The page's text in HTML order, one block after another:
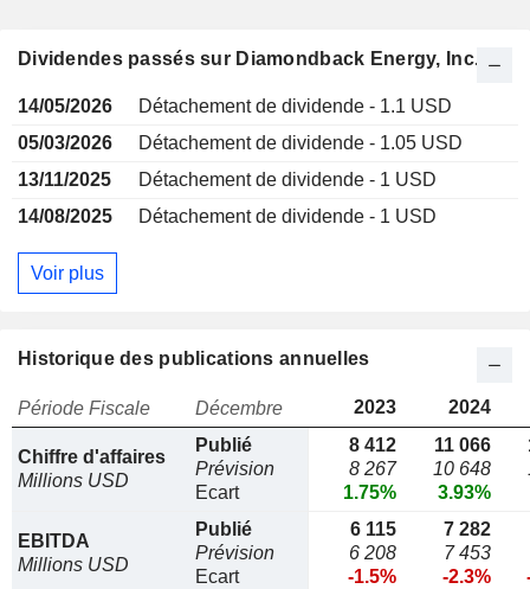
Dividendes passés sur Diamondback Energy, Inc.
14/05/2026
Détachement de dividende - 1.1 USD
05/03/2026
Détachement de dividende - 1.05 USD
13/11/2025
Détachement de dividende - 1 USD
14/08/2025
Détachement de dividende - 1 USD
Voir plus
Historique des publications annuelles
Période Fiscale Décembre 2023 2024
Chiffre d'affaires
Millions USD
Publié
Prévision
Ecart
8 412
8 267
1.75%
11 066
10 648
3.93%
EBITDA
Millions USD
Publié
Prévision
Ecart
6 115
6 208
-1.5%
7 282
7 453
-2.3%